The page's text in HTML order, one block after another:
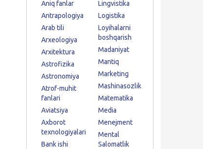
Aniq fanlar
Antrapologiya
Arab tili
Arxeologiya
Arxitektura
Astrofizika
Astronomiya
Atrof-muhit
fanlari
Aviatsiya
Axborot
texnologiyalari
Bank ishi
Lingvistika
Logistika
Loyihalarni
boshqarish
Madaniyat
Mantiq
Marketing
Mashinasozlik
Matematika
Media
Menejment
Mental
Salomatlik